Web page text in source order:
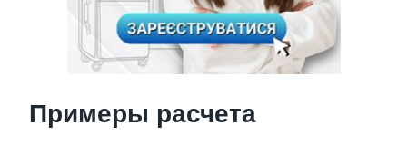
Примеры расчета